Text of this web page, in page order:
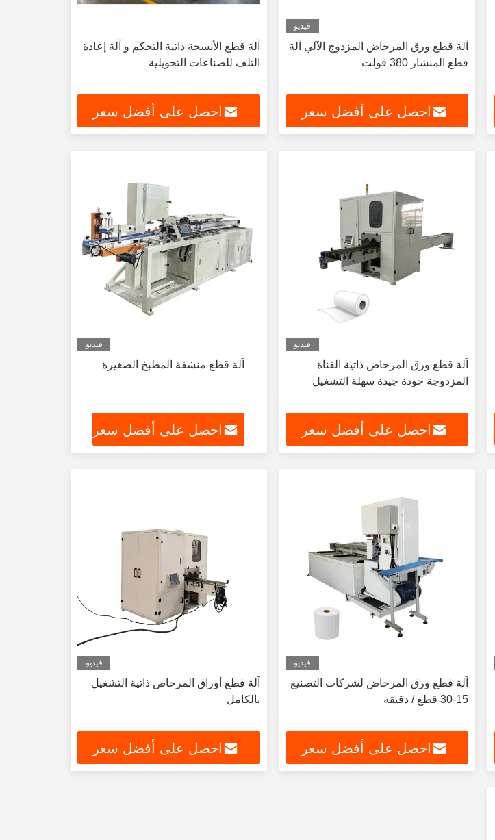
فيديو
آلة قطع ورق المرحاض المزدوج الآلي آلة
قطع المنشار 380 فولت
احصل على أفضل سعر
آلة قطع الأنسجة ذاتية التحكم و آلة إعادة
التلف للصناعات التحويلية
احصل على أفضل سعر
فيديو
آلة قطع ورق المرحاض ذاتية القناة
المزدوجة جودة جيدة سهلة التشغيل
احصل على أفضل سعر
فيديو
آلة قطع منشفة المطبخ الصغيرة
احصل على أفضل سعر
فيديو
آلة قطع ورق المرحاض لشركات التصنيع
15-30 قطع / دقيقة
احصل على أفضل سعر
فيديو
آلة قطع أوراق المرحاض ذاتية التشغيل
بالكامل
احصل على أفضل سعر